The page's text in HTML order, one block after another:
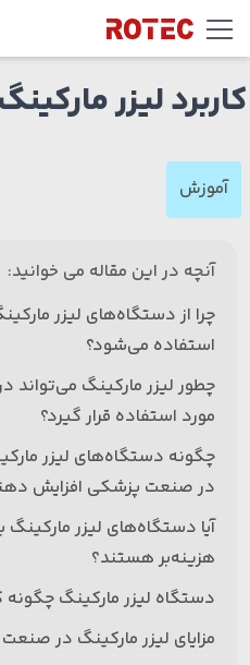
Skip to content
کاربرد لیزر
آموزش
آنچه در این مقاله می خوانید:
چرا از دستگاه‌های لیزر
استفاده می‌شود؟
چطور لیزر مارکینگ می‌تواند
مورد استفاده قرار گیرد؟
چگونه دستگاه‌های لیزر
در صنعت پزشکی افزایش
آیا دستگاه‌های لیزر
هزینه‌بر هستند؟
دستگاه لیزر مارکینگ چگونه
مزایای لیزر مارکینگ در